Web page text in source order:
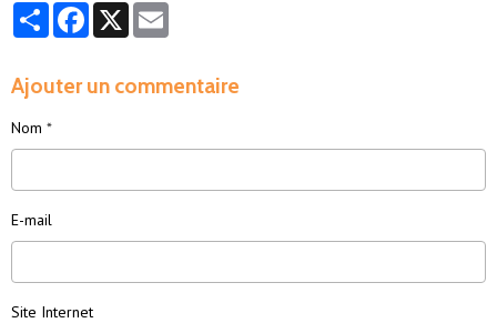
PartagerFacebook
X
Ajouter un commentaire
Nom
E-mail
Site Internet